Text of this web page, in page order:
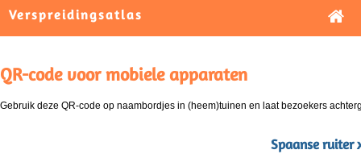
Verspreidingsatlas
QR-code voor mobiele apparaten
Gebruik deze QR-code op naambordjes in (heem)tuinen en laat bezoekers
Spaanse ruiter